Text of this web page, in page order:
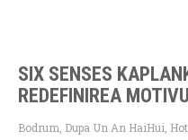
SIX SENSES
REDEFINIREA
Bodrum, Dupa Un An HaiHui,